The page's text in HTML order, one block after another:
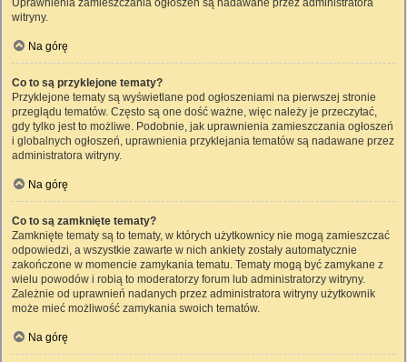
Uprawnienia zamieszczania ogłoszeń są nadawane przez administratora
witryny.
Na górę
Co to są przyklejone tematy?
Przyklejone tematy są wyświetlane pod ogłoszeniami na pierwszej stronie
przeglądu tematów. Często są one dość ważne, więc należy je przeczytać,
gdy tylko jest to możliwe. Podobnie, jak uprawnienia zamieszczania ogłoszeń
i globalnych ogłoszeń, uprawnienia przyklejania tematów są nadawane przez
administratora witryny.
Na górę
Co to są zamknięte tematy?
Zamknięte tematy są to tematy, w których użytkownicy nie mogą zamieszczać
odpowiedzi, a wszystkie zawarte w nich ankiety zostały automatycznie
zakończone w momencie zamykania tematu. Tematy mogą być zamykane z
wielu powodów i robią to moderatorzy forum lub administratorzy witryny.
Zależnie od uprawnień nadanych przez administratora witryny użytkownik
może mieć możliwość zamykania swoich tematów.
Na górę